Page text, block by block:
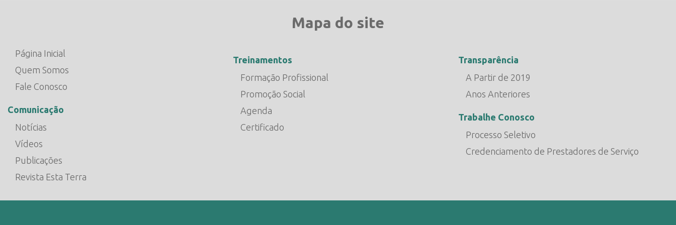
Mapa do site
Página Inicial
Quem Somos
Fale Conosco
Comunicação
Notícias
Vídeos
Publicações
Revista Esta Terra
Treinamentos
Formação Profissional
Promoção Social
Agenda
Certificado
Transparência
A Partir de 2019
Anos Anteriores
Trabalhe Conosco
Processo Seletivo
Credenciamento de Prestadores de Serviço